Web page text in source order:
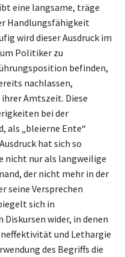
eine langsame, träge
Handlungsfähigkeit
wird dieser Ausdruck im
Politiker zu
befinden,
nachlassen,
Amtszeit. Diese
bei der
als „bleierne Ente“
hat sich so
nicht nur als langweilige
der nicht mehr in der
seine Versprechen
sich in
wider, in denen
und Lethargie
des Begriffs die